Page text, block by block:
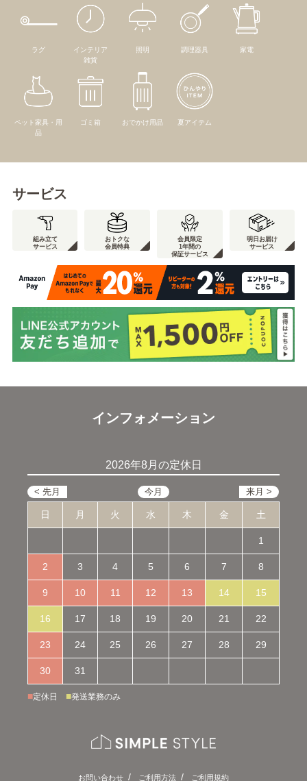
ラグ
インテリア
雑貨
照明 調理器具 家電
ペット家具・用
品
ゴミ箱 おでかけ用品 夏アイテム
サービス
組み立て
サービス
おトクな
会員特典
会員限定
1年間の
保証サービス
明日お届け
サービス
インフォメーション
2026年8月の定休日
日 月 火 水 木 金 土
1
2 3 4 5 6 7 8
9 10 11 12 13 14 15
16 17 18 19 20 21 22
23 24 25 26 27 28 29
30 31
■定休日 ■発送業務のみ
お問い合わせ ご利用方法 ご利用規約